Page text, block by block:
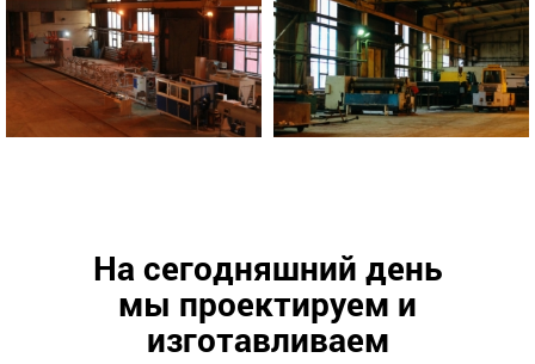
На сегодняшний день
мы проектируем и
изготавливаем